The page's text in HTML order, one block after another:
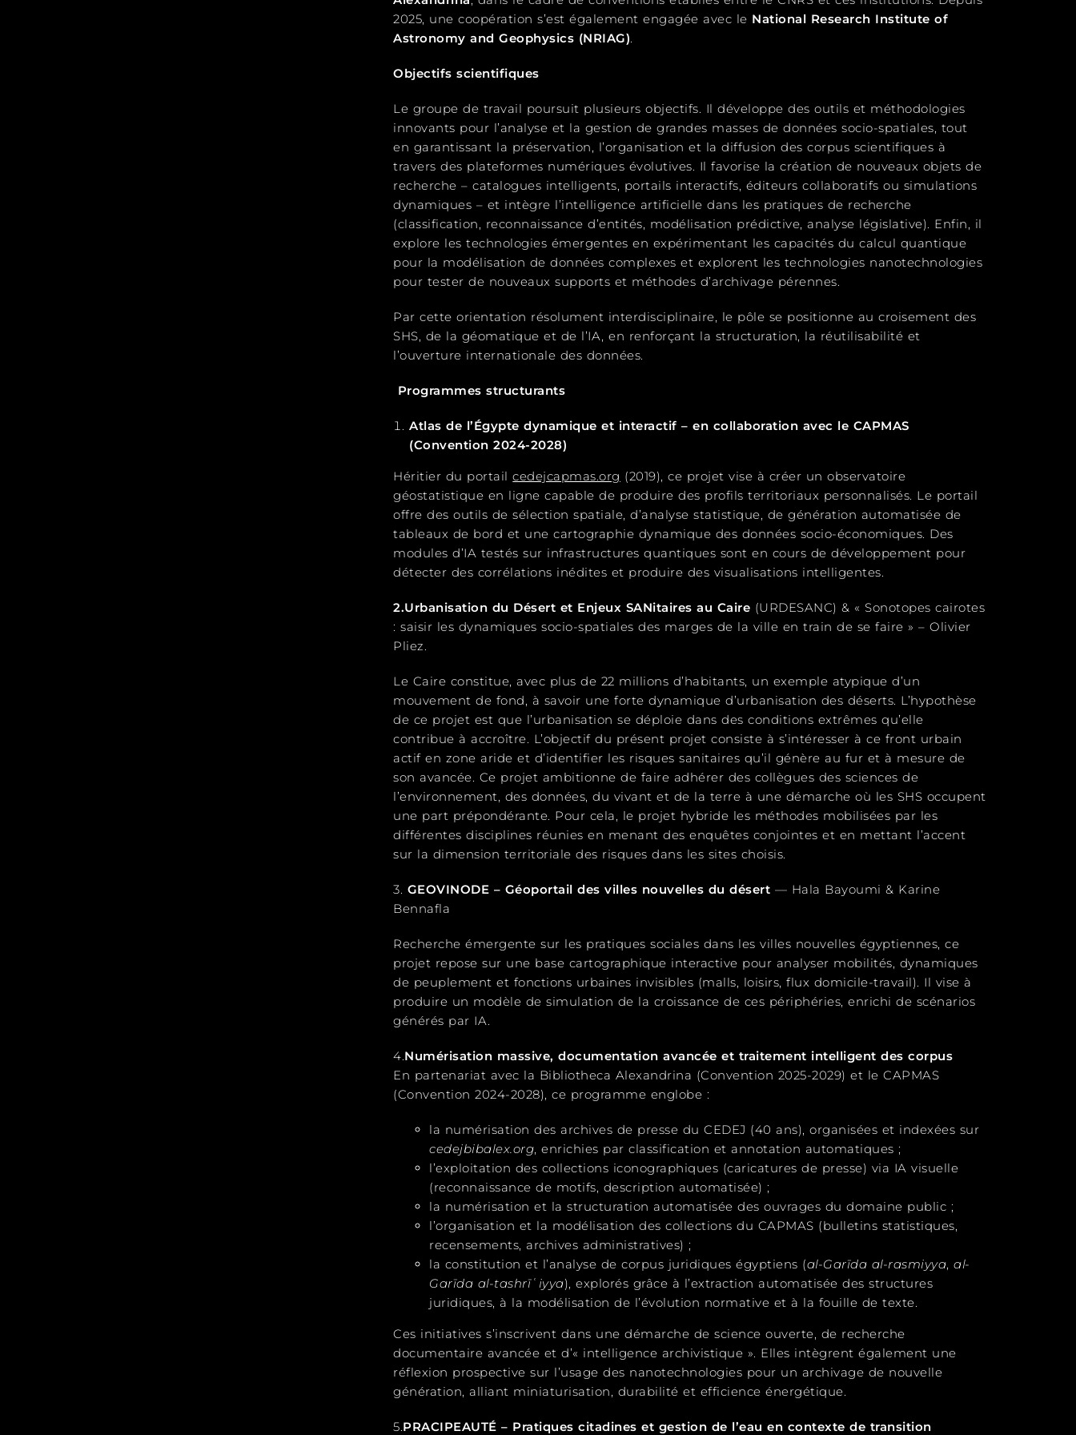
2025, une coopération s’est également engagée avec le National Research Institute of
Astronomy and Geophysics (NRIAG).
Objectifs scientifiques
Le groupe de travail poursuit plusieurs objectifs. Il développe des outils et méthodologies
innovants pour l’analyse et la gestion de grandes masses de données socio-spatiales, tout
en garantissant la préservation, l’organisation et la diffusion des corpus scientifiques à
travers des plateformes numériques évolutives. Il favorise la création de nouveaux objets de
recherche – catalogues intelligents, portails interactifs, éditeurs collaboratifs ou simulations
dynamiques – et intègre l’intelligence artificielle dans les pratiques de recherche
(classification, reconnaissance d’entités, modélisation prédictive, analyse législative). Enfin, il
explore les technologies émergentes en expérimentant les capacités du calcul quantique
pour la modélisation de données complexes et explorent les technologies nanotechnologies
pour tester de nouveaux supports et méthodes d’archivage pérennes.
Par cette orientation résolument interdisciplinaire, le pôle se positionne au croisement des
SHS, de la géomatique et de l’IA, en renforçant la structuration, la réutilisabilité et
l’ouverture internationale des données.
Programmes structurants
Atlas de l’Égypte dynamique et interactif – en collaboration avec le CAPMAS
(Convention 2024-2028)
Héritier du portailcedejcapmas.org (2019), ce projet vise à créer un observatoire
géostatistique en ligne capable de produire des profils territoriaux personnalisés. Le portail
offre des outils de sélection spatiale, d’analyse statistique, de génération automatisée de
tableaux de bord et une cartographie dynamique des données socio-économiques. Des
modules d’IA testés sur infrastructures quantiques sont en cours de développement pour
détecter des corrélations inédites et produire des visualisations intelligentes.
2.Urbanisation du Désert et Enjeux SANitaires au Caire (URDESANC) & « Sonotopes cairotes
: saisir les dynamiques socio-spatiales des marges de la ville en train de se faire » – Olivier
Pliez.
Le Caire constitue, avec plus de 22 millions d’habitants, un exemple atypique d’un
mouvement de fond, à savoir une forte dynamique d’urbanisation des déserts. L’hypothèse
de ce projet est que l’urbanisation se déploie dans des conditions extrêmes qu’elle
contribue à accroître. L’objectif du présent projet consiste à s’intéresser à ce front urbain
actif en zone aride et d’identifier les risques sanitaires qu’il génère au fur et à mesure de
son avancée. Ce projet ambitionne de faire adhérer des collègues des sciences de
l’environnement, des données, du vivant et de la terre à une démarche où les SHS occupent
une part prépondérante. Pour cela, le projet hybride les méthodes mobilisées par les
différentes disciplines réunies en menant des enquêtes conjointes et en mettant l’accent
sur la dimension territoriale des risques dans les sites choisis.
3. GEOVINODE – Géoportail des villes nouvelles du désert — Hala Bayoumi & Karine
Bennafla
Recherche émergente sur les pratiques sociales dans les villes nouvelles égyptiennes, ce
projet repose sur une base cartographique interactive pour analyser mobilités, dynamiques
de peuplement et fonctions urbaines invisibles (malls, loisirs, flux domicile-travail). Il vise à
produire un modèle de simulation de la croissance de ces périphéries, enrichi de scénarios
générés par IA.
4.Numérisation massive, documentation avancée et traitement intelligent des corpus
En partenariat avec la Bibliotheca Alexandrina (Convention 2025-2029) et le CAPMAS
(Convention 2024-2028), ce programme englobe :
la numérisation des archives de presse du CEDEJ (40 ans), organisées et indexées sur
cedejbibalex.org, enrichies par classification et annotation automatiques ;
l’exploitation des collections iconographiques (caricatures de presse) via IA visuelle
(reconnaissance de motifs, description automatisée) ;
la numérisation et la structuration automatisée des ouvrages du domaine public ;
l’organisation et la modélisation des collections du CAPMAS (bulletins statistiques,
recensements, archives administratives) ;
la constitution et l’analyse de corpus juridiques égyptiens (al-Garīda al-rasmiyya,al-
Garīda al-tashrīʿiyya), explorés grâce à l’extraction automatisée des structures
juridiques, à la modélisation de l’évolution normative et à la fouille de texte.
Ces initiatives s’inscrivent dans une démarche de science ouverte, de recherche
documentaire avancée et d’« intelligence archivistique ». Elles intègrent également une
réflexion prospective sur l’usage des nanotechnologies pour un archivage de nouvelle
génération, alliant miniaturisation, durabilité et efficience énergétique.
5.PRACIPEAUTÉ – Pratiques citadines et gestion de l’eau en contexte de transition